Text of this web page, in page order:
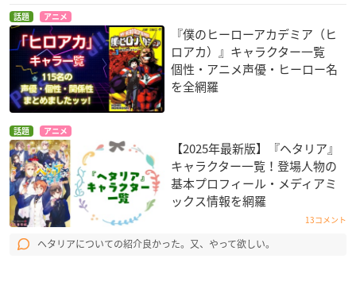
話題 アニメ
『僕のヒーローアカデミア（ヒ
ロアカ）』キャラクター一覧
個性・アニメ声優・ヒーロー名
を全網羅
話題 アニメ
【2025年最新版】『ヘタリア』
キャラクター一覧！登場人物の
基本プロフィール・メディアミ
ックス情報を網羅
13コメント
ヘタリアについての紹介良かった。又、やって欲しい。